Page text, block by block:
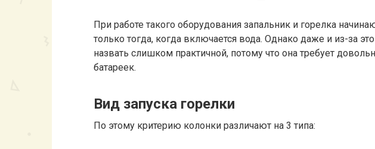
При работе такого оборудования запальник и горелка
только тогда, когда включается вода. Однако даже и из-за
назвать слишком практичной, потому что она требует
батареек.
Вид запуска горелки
По этому критерию колонки различают на 3 типа: